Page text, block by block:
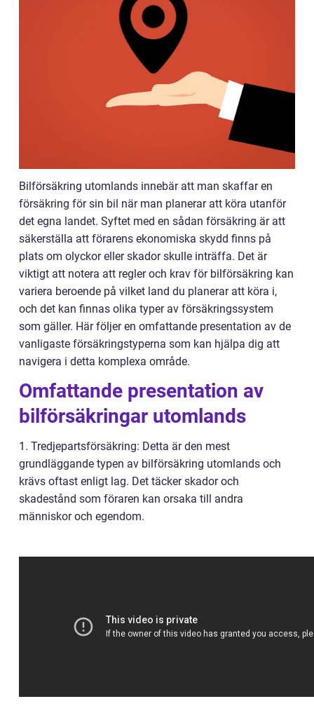
Bilförsäkring utomlands innebär att man skaffar en
försäkring för sin bil när man planerar att köra utanför
det egna landet. Syftet med en sådan försäkring är att
säkerställa att förarens ekonomiska skydd finns på
plats om olyckor eller skador skulle inträffa. Det är
viktigt att notera att regler och krav för bilförsäkring kan
variera beroende på vilket land du planerar att köra i,
och det kan finnas olika typer av försäkringssystem
som gäller. Här följer en omfattande presentation av de
vanligaste försäkringstyperna som kan hjälpa dig att
navigera i detta komplexa område.
Omfattande presentation av
bilförsäkringar utomlands
1. Tredjepartsförsäkring: Detta är den mest
grundläggande typen av bilförsäkring utomlands och
krävs oftast enligt lag. Det täcker skador och
skadestånd som föraren kan orsaka till andra
människor och egendom.